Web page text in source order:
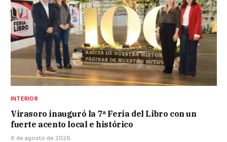
INTERIOR
Virasoro inauguró la 7ª Feria del Libro con un
fuerte acento local e histórico
6 de agosto de 2026